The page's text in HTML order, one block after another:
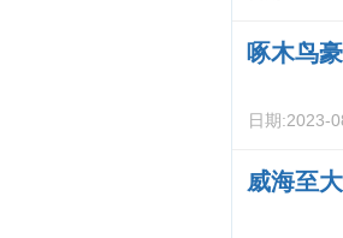
啄木鸟
日期:2023-
威海至